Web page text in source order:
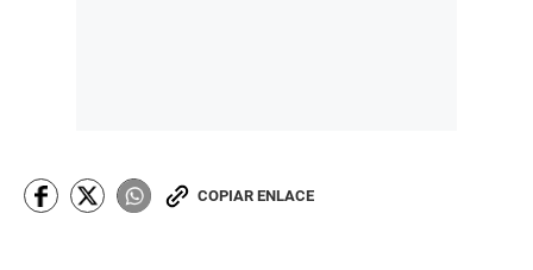
COPIAR ENLACE